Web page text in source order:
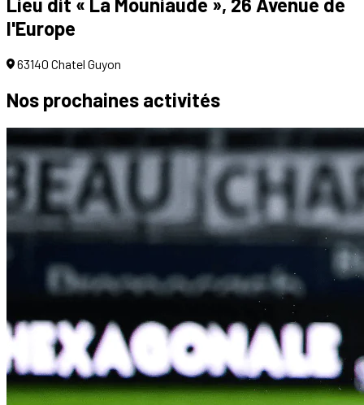
Lieu dit « La Mouniaude », 26 Avenue de
l'Europe
63140 Chatel Guyon
Nos prochaines activités